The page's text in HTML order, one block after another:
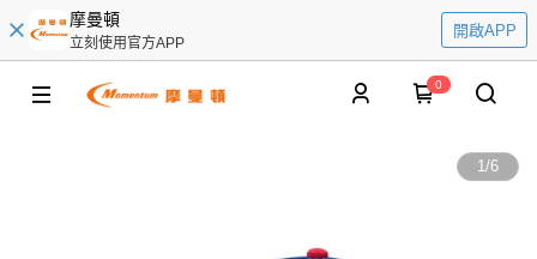
摩曼頓
立刻使用官方APP
開啟APP
0
1/6